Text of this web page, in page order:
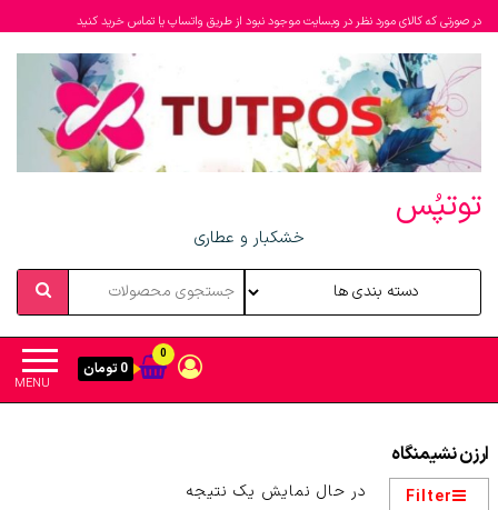
در صورتی که کالای مورد نظر در وبسایت موجود نبود از طریق واتساپ یا تماس خرید کنید
توتپُس
خشکبار و عطاری
MENU
0
0 تومان
ارزن نشیمنگاه
Filter در حال نمایش یک نتیجه